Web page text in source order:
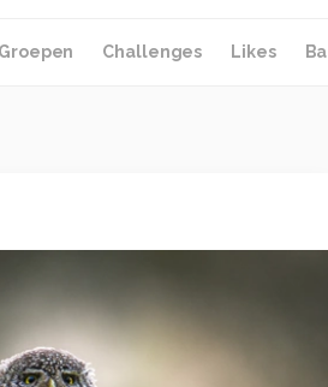
Groepen Challenges Likes